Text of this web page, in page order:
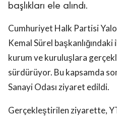
başlıkları ele alındı.
Cumhuriyet Halk Partisi
Kemal Sürel
kurum ve kuruluşlara
sürdürüyor. Bu kapsamda
Sanayi Odası ziyaret edildi.
Gerçekleştirilen ziyarette,